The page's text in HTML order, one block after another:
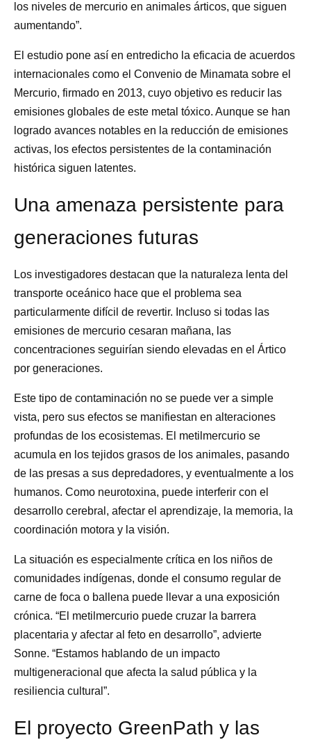
los niveles de mercurio en animales árticos, que siguen
aumentando”.
El estudio pone así en entredicho la eficacia de acuerdos
internacionales como el Convenio de Minamata sobre el
Mercurio, firmado en 2013, cuyo objetivo es reducir las
emisiones globales de este metal tóxico. Aunque se han
logrado avances notables en la reducción de emisiones
activas, los efectos persistentes de la contaminación
histórica siguen latentes.
Una amenaza persistente para
generaciones futuras
Los investigadores destacan que la naturaleza lenta del
transporte oceánico hace que el problema sea
particularmente difícil de revertir. Incluso si todas las
emisiones de mercurio cesaran mañana, las
concentraciones seguirían siendo elevadas en el Ártico
por generaciones.
Este tipo de contaminación no se puede ver a simple
vista, pero sus efectos se manifiestan en alteraciones
profundas de los ecosistemas. El metilmercurio se
acumula en los tejidos grasos de los animales, pasando
de las presas a sus depredadores, y eventualmente a los
humanos. Como neurotoxina, puede interferir con el
desarrollo cerebral, afectar el aprendizaje, la memoria, la
coordinación motora y la visión.
La situación es especialmente crítica en los niños de
comunidades indígenas, donde el consumo regular de
carne de foca o ballena puede llevar a una exposición
crónica. “El metilmercurio puede cruzar la barrera
placentaria y afectar al feto en desarrollo”, advierte
Sonne. “Estamos hablando de un impacto
multigeneracional que afecta la salud pública y la
resiliencia cultural”.
El proyecto GreenPath y las